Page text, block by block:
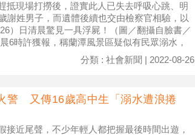
抵現場打撈後，證實此人已失去呼吸心跳、明
謝姓男子，而遺體後續也交由檢察官相驗，以
）日清晨驚見一具浮屍！（圖／翻攝自臉書／
6時許獲報，稱蘭潭風景區疑似有民眾溺水，
分類 : 社會新聞 | 2022-08-26
警 又傳16歲高中生「溺水遭浪捲
接近尾聲，不少年輕人都把握最後時間出遊，